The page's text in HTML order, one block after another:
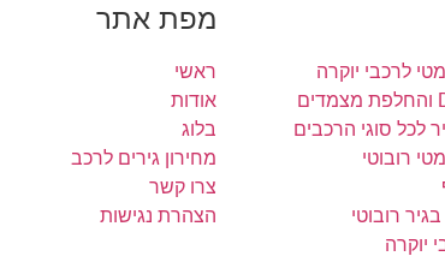
לרכבי יוקרה
לכל סוגי הרכבים
רובוטי
רובוטי
יוקרה
מפת אתר
ראשי
אודות
בלוג
מחירון גירים לרכב
צרו קשר
הצהרת נגישות